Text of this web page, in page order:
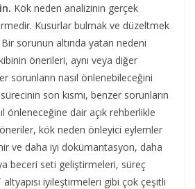
Kök neden analizinin gerçek
Kusurlar bulmak ve düzeltmek
sorunun altında yatan nedeni
önerileri, aynı veya diğer
sorunların nasıl önlenebileceğini
son kısmı, benzer sorunların
önleneceğine dair açık rehberlikle
öneriler, kök neden önleyici eylemler
ve daha iyi dokümantasyon, daha
beceri seti geliştirmeleri, süreç
iyileştirmeleri gibi çok çeşitli